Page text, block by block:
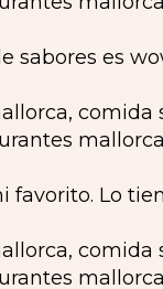
sabores es
Lo